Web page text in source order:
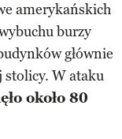
amerykańskich
burzy
głównie
W ataku
około 80